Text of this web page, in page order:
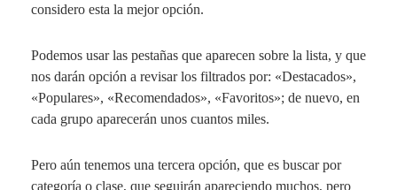
considero esta la mejor opción.
Podemos usar las pestañas que aparecen sobre la lista, y que
nos darán opción a revisar los filtrados por: «Destacados»,
«Populares», «Recomendados», «Favoritos»; de nuevo, en
cada grupo aparecerán unos cuantos miles.
Pero aún tenemos una tercera opción, que es buscar por
categoría o clase, que seguirán apareciendo muchos, pero